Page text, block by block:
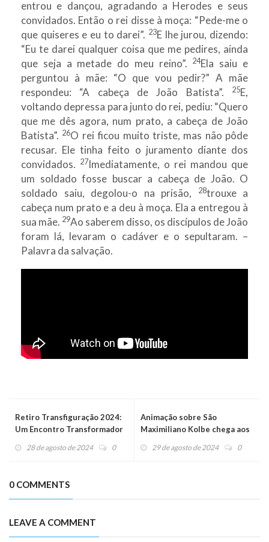
entrou e dançou, agradando a Herodes e seus
convidados. Então o rei disse à moça: “Pede-me o
que quiseres e eu to darei”. 23E lhe jurou, dizendo:
“Eu te darei qualquer coisa que me pedires, ainda
que seja a metade do meu reino”.
24Ela saiu e
perguntou à mãe: “O que vou pedir?” A mãe
respondeu: “A cabeça de João Batista”.
25E,
voltando depressa para junto do rei, pediu: “Quero
que me dês agora, num prato, a cabeça de João
Batista”. 26O rei ficou muito triste, mas não pôde
recusar. Ele tinha feito o juramento diante dos
convidados. 27Imediatamente, o rei mandou que
um soldado fosse buscar a cabeça de João. O
soldado saiu, degolou-o na prisão,
28trouxe a
cabeça num prato e a deu à moça. Ela a entregou à
sua mãe. 29Ao saberem disso, os discípulos de João
foram lá, levaram o cadáver e o sepultaram. –
Palavra da salvação.
Retiro Transfiguração 2024:
Um Encontro Transformador
28 de agosto de 2024 0
Animação sobre São
Maximiliano Kolbe chega aos
29 de agosto de 2024 0
0 COMMENTS
LEAVE A COMMENT